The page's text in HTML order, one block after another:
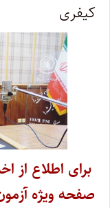
کیفری
صفحه ویژه آزمون وکالت ۹۸ را از